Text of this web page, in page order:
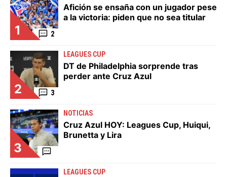
1 2
Afición se ensaña con un jugador pese
a la victoria: piden que no sea titular
2 3
LEAGUES CUP
DT de Philadelphia sorprende tras
perder ante Cruz Azul
3
NOTICIAS
Cruz Azul HOY: Leagues Cup, Huiqui,
Brunetta y Lira
LEAGUES CUP